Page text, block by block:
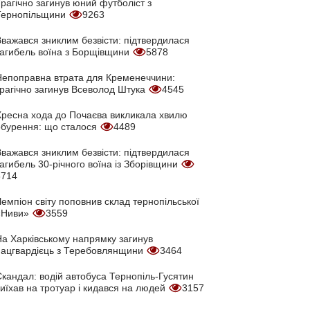
Трагічно загинув юний футболіст з
9263
зниклим безвісти: підтвердилася
воїна з Борщівщини
5878
втрата для Кременеччини:
загинув Всеволод Штука
4545
хода до Почаєва викликала хвилю
що сталося
4489
зниклим безвісти: підтвердилася
30-річного воїна із Зборівщини
світу поповнив склад тернопільської
3559
Харківському напрямку загинув
з Теребовлянщини
3464
водій автобуса Тернопіль-Гусятин
на тротуар і кидався на людей
3157